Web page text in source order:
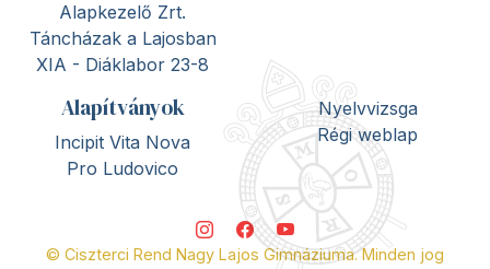
Alapkezelő Zrt.
Táncházak a Lajosban
XIA - Diáklabor 23-8
Alapítványok
Incipit Vita Nova
Pro Ludovico
Nyelvvizsga
Régi weblap
© Ciszterci Rend Nagy Lajos Gimnáziuma. Minden jog